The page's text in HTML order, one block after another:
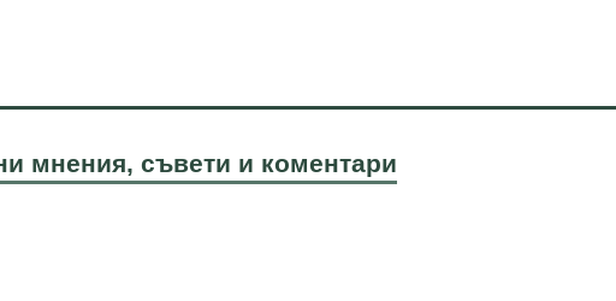
мнения, съвети и коментари